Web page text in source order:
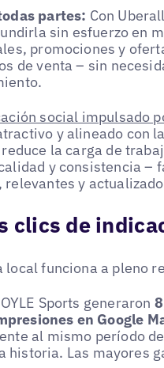
partes: Con
sin esfuerzo en
promociones y
de venta – sin
social impulsado
y alineado con
la carga de
y consistencia –
y
clics de
local funciona a pleno
Sports generaron
en Google
al mismo período
Las mayores